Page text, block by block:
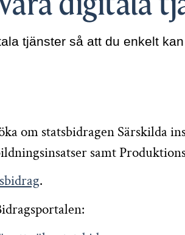
tjänster så att du enkelt
om statsbidragen Särskilda
samt
.